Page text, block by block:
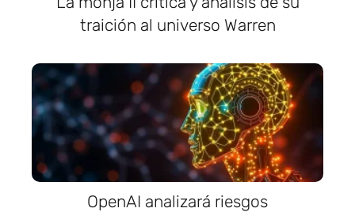
traición al universo Warren
OpenAI analizará riesgos